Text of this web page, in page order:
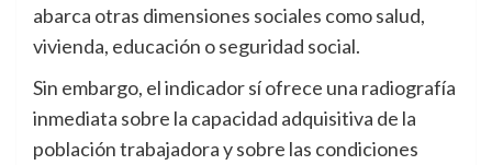
abarca otras dimensiones sociales como salud,
vivienda, educación o seguridad social.
Sin embargo, el indicador sí ofrece una radiografía
inmediata sobre la capacidad adquisitiva de la
población trabajadora y sobre las condiciones